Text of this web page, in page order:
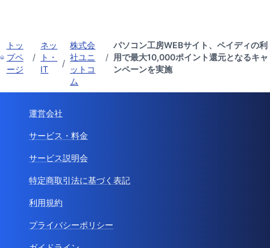
トッ
プペ
ージ
/
ネッ
ト・
IT
/
株式会
社ユニ
ットコ
ム
/
パソコン工房WEBサイト、ペイディの利
用で最大10,000ポイント還元となるキャ
ンペーンを実施
運営会社
サービス・料金
サービス説明会
特定商取引法に基づく表記
利用規約
プライバシーポリシー